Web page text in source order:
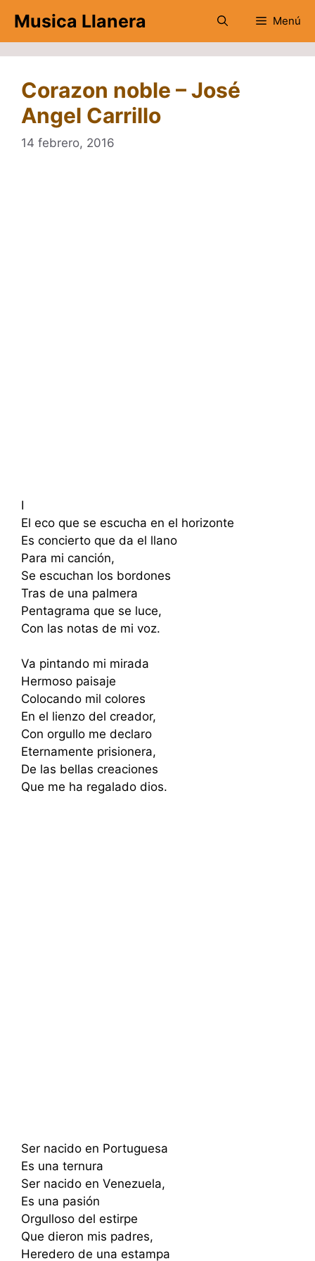
contenido
Musica Llanera Menú
Corazon noble – José
Angel Carrillo
14 febrero, 2016
I
El eco que se escucha en el horizonte
Es concierto que da el llano
Para mi canción,
Se escuchan los bordones
Tras de una palmera
Pentagrama que se luce,
Con las notas de mi voz.
Va pintando mi mirada
Hermoso paisaje
Colocando mil colores
En el lienzo del creador,
Con orgullo me declaro
Eternamente prisionera,
De las bellas creaciones
Que me ha regalado dios.
Ser nacido en Portuguesa
Es una ternura
Ser nacido en Venezuela,
Es una pasión
Orgulloso del estirpe
Que dieron mis padres,
Heredero de una estampa